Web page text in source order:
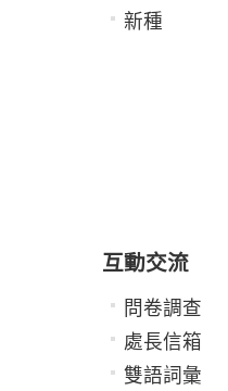
新種
互動交流
問卷調查
處長信箱
雙語詞彙